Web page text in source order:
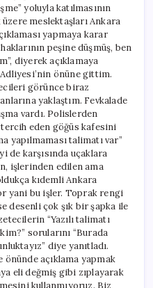
yoluyla katılmasının
meslektaşları Ankara
yapmaya karar
peşine düşmüş, ben
diyerek açıklamaya
önüne gittim.
görünce biraz
yaklaştım. Fevkalade
vardı. Polislerden
eden göğüs kafesini
yapılmaması talimatı var”
de karşısında uçaklara
işlerinden edilen ama
kıdemli Ankara
yani bu işler. Toprak rengi
desenli çok şık bir şapka ile
“Yazılı talimatı
sorularını “Burada
diye yanıtladı.
açıklama yapmak
eli değmiş gibi zıplayarak
kullanmıyoruz. Biz